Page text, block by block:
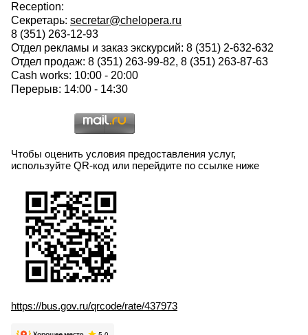
Reception:
Секретарь: secretar@chelopera.ru
8 (351) 263-12-93
Отдел рекламы и заказ экскурсий: 8 (351) 2-632-632
Отдел продаж: 8 (351) 263-99-82, 8 (351) 263-87-63
Cash works: 10:00 - 20:00
Перерыв: 14:00 - 14:30
Чтобы оценить условия предоставления услуг,
используйте QR-код или перейдите по ссылке ниже
https://bus.gov.ru/qrcode/rate/437973